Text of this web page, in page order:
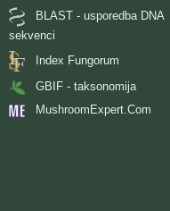
BLAST - usporedba DNA
sekvenci
Index Fungorum
GBIF - taksonomija
MushroomExpert.Com